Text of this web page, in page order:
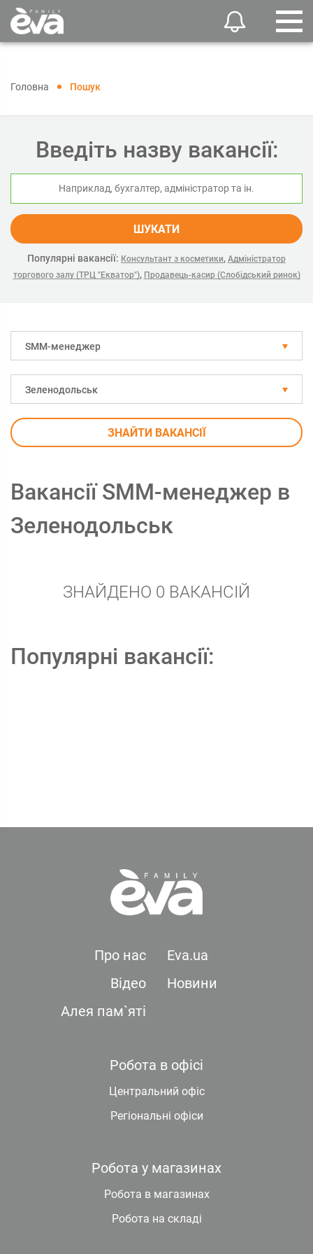
Головна Пошук
Введіть назву вакансії:
ШУКАТИ
Популярні вакансії: Консультант з косметики, Адміністратор
торгового залу (ТРЦ "Екватор"), Продавець-касир (Слобідський ринок)
SMM-менеджер
Зеленодольськ
ЗНАЙТИ ВАКАНСІЇ
Вакансії SMM-менеджер в
Зеленодольськ
ЗНАЙДЕНО 0 ВАКАНСІЙ
Популярні вакансії:
Про нас
Eva.ua
Відео
Новини
Алея пам`яті
Робота в офісі
Центральний офіс
Регіональні офіси
Робота у магазинах
Робота в магазинах
Робота на складі